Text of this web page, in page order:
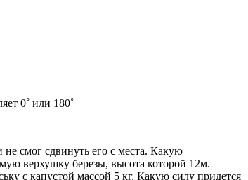
0˚ или 180˚
смог сдвинуть его с места. Какую
верхушку березы, высота которой 12м.
с капустой массой 5 кг. Какую силу придется